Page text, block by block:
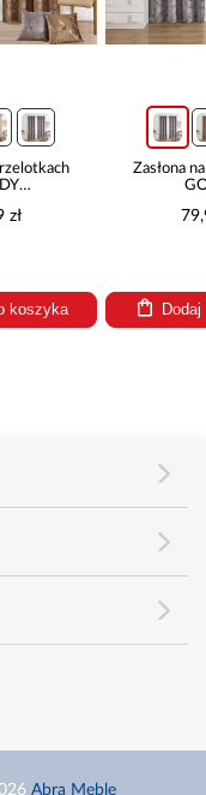
zł
koszyka
Zasłona
Abra Meble